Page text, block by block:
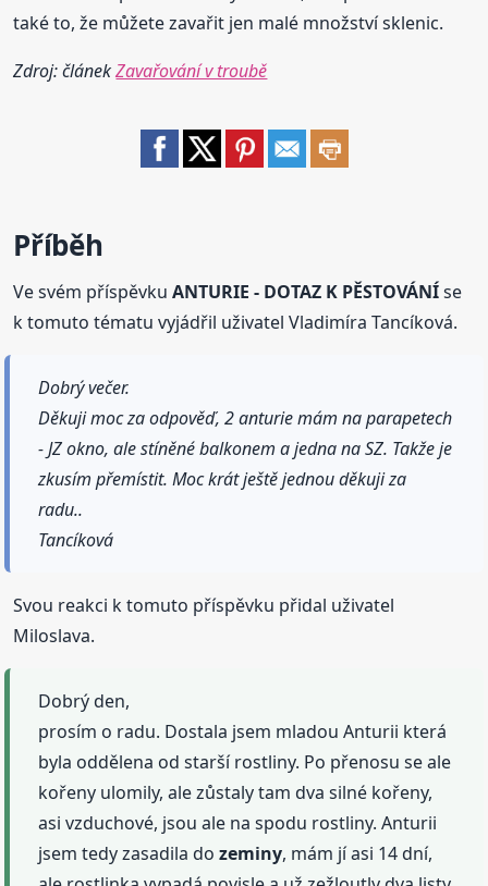
také to, že můžete zavařit jen malé množství sklenic.
Zdroj: článekZavařování v troubě
Příběh
Ve svém příspěvkuANTURIE - DOTAZ K PĚSTOVÁNÍse
k tomuto tématu vyjádřil uživatel Vladimíra Tancíková.
Dobrý večer.
Děkuji moc za odpověď, 2 anturie mám na parapetech
- JZ okno, ale stíněné balkonem a jedna na SZ. Takže je
zkusím přemístit. Moc krát ještě jednou děkuji za
radu..
Tancíková
Svou reakci k tomuto příspěvku přidal uživatel
Miloslava.
Dobrý den,
prosím o radu. Dostala jsem mladou Anturii která
byla oddělena od starší rostliny. Po přenosu se ale
kořeny ulomily, ale zůstaly tam dva silné kořeny,
asi vzduchové, jsou ale na spodu rostliny. Anturii
jsem tedy zasadila dozeminy, mám jí asi 14 dní,